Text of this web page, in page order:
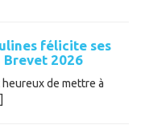
félicite ses
Brevet 2026
de mettre à